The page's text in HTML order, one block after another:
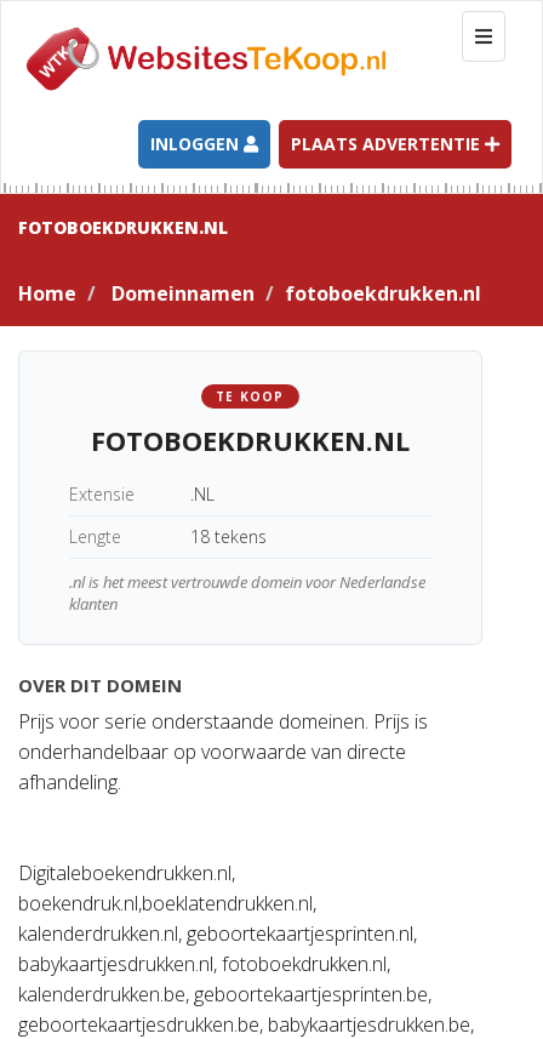
T
o
g
l
e
n
g
a
t
INLOGGEN PLAATS ADVERTENTIE
FOTOBOEKDRUKKEN.NL
Home Domeinnamen fotoboekdrukken.nl
TE KOOP
FOTOBOEKDRUKKEN.NL
Extensie
.NL
Lengte
18 tekens
.nl is het meest vertrouwde domein voor Nederlandse
klanten
OVER DIT DOMEIN
Prijs voor serie onderstaande domeinen. Prijs is
onderhandelbaar op voorwaarde van directe
afhandeling.
Digitaleboekendrukken.nl,
boekendruk.nl,boeklatendrukken.nl,
kalenderdrukken.nl, geboortekaartjesprinten.nl,
babykaartjesdrukken.nl, fotoboekdrukken.nl,
kalenderdrukken.be, geboortekaartjesprinten.be,
geboortekaartjesdrukken.be, babykaartjesdrukken.be,